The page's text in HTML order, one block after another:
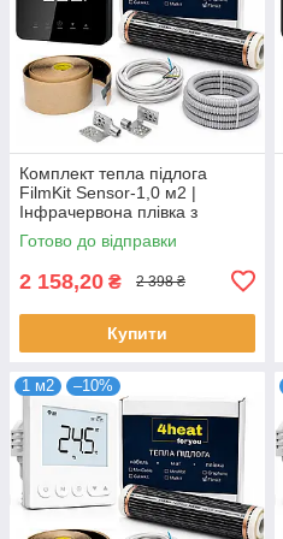
Комплект тепла підлога
FilmKit Sensor-1,0 м2 |
Інфрачервона плівка з
терморегулятором 4HEAT
Готово до відправки
2 158,20 ₴ 2 398 ₴
Купити
1 м2 –10%